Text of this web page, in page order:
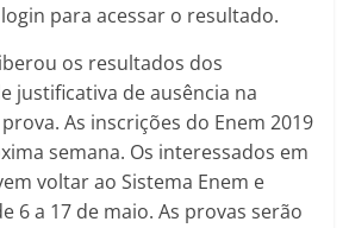
para acessar o resultado.
os resultados dos
justificativa de ausência na
As inscrições do Enem 2019
semana. Os interessados em
voltar ao Sistema Enem e
6 a 17 de maio. As provas serão